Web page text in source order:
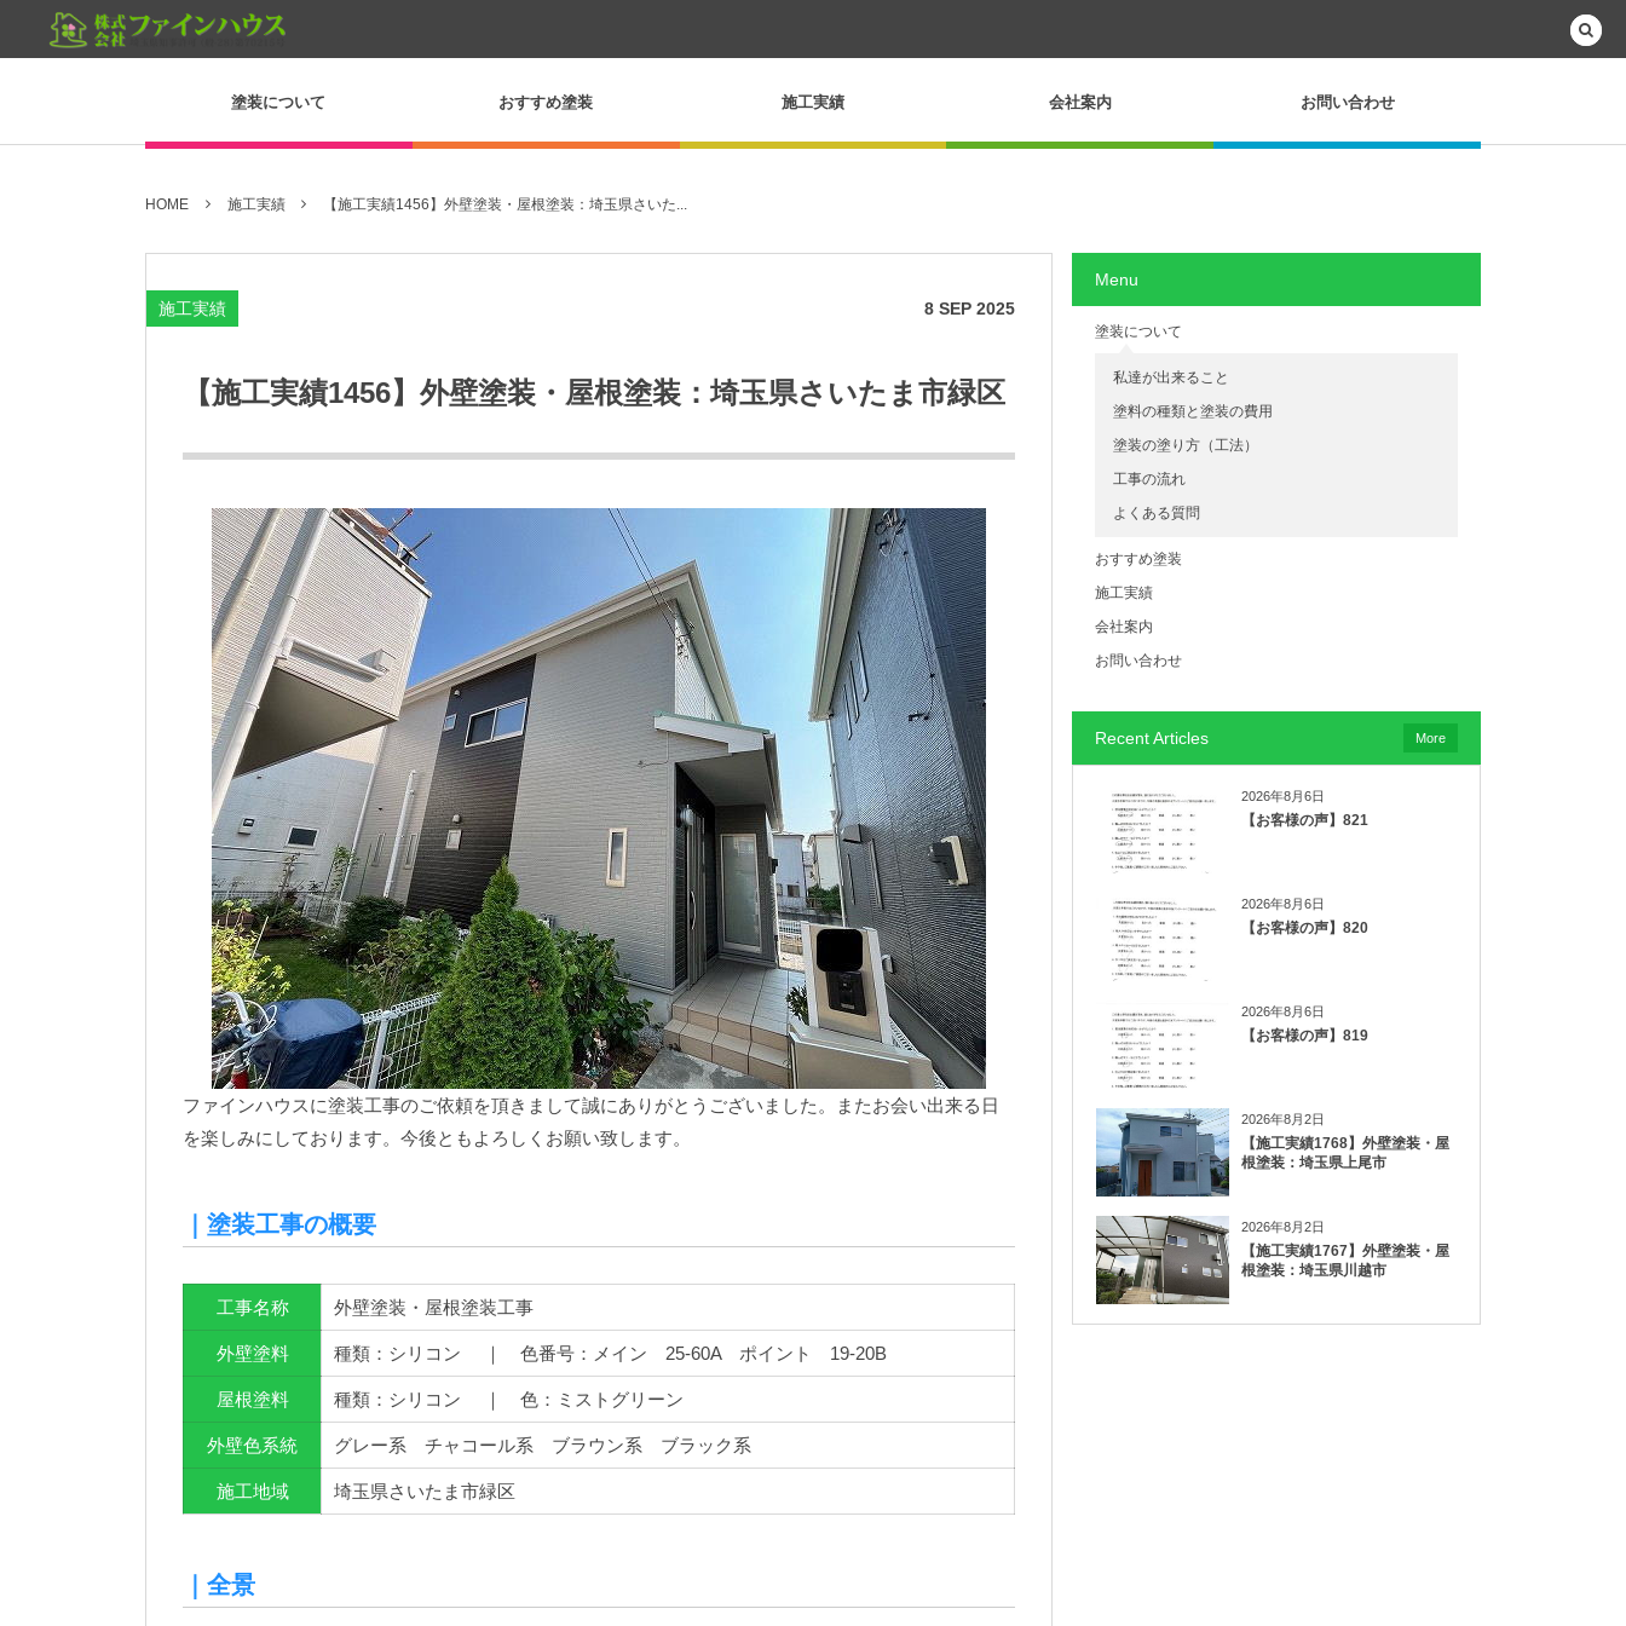
塗装について おすすめ塗装 施工実績 会社案内 お問い合わせ
HOME 施工実績 【施工実績1456】外壁塗装・屋根塗装：埼玉県さいた...
施工実績 8 SEP 2025
【施工実績1456】外壁塗装・屋根塗装：埼玉県さいたま市緑区
ファインハウスに塗装工事のご依頼を頂きまして誠にありがとうございました。またお会い出来る日
を楽しみにしております。今後ともよろしくお願い致します。
｜塗装工事の概要
工事名称 外壁塗装・屋根塗装工事
外壁塗料 種類：シリコン ｜ 色番号：メイン 25-60A ポイント 19-20B
屋根塗料 種類：シリコン ｜ 色：ミストグリーン
外壁色系統 グレー系 チャコール系 ブラウン系 ブラック系
施工地域 埼玉県さいたま市緑区
｜全景
Menu
塗装について
私達が出来ること
塗料の種類と塗装の費用
塗装の塗り方（工法）
工事の流れ
よくある質問
おすすめ塗装
施工実績
会社案内
お問い合わせ
Recent Articles
2026年8月6日
【お客様の声】821
2026年8月6日
【お客様の声】820
2026年8月6日
【お客様の声】819
2026年8月2日
【施工実績1768】外壁塗装・屋
根塗装：埼玉県上尾市
2026年8月2日
【施工実績1767】外壁塗装・屋
根塗装：埼玉県川越市
More